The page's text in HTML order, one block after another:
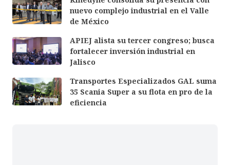
nuevo complejo industrial en el Valle
de México
APIEJ alista su tercer congreso; busca
fortalecer inversión industrial en
Jalisco
Transportes Especializados GAL suma
35 Scania Super a su flota en pro de la
eficiencia